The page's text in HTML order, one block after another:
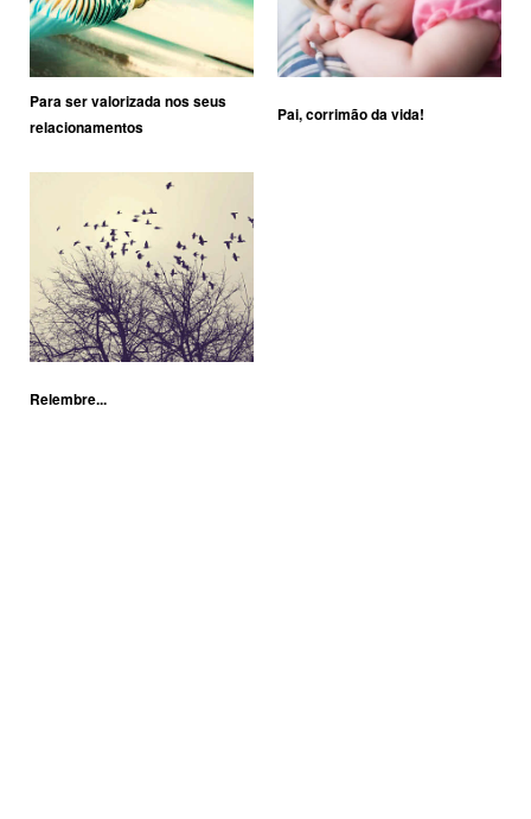
Para ser valorizada nos seus
relacionamentos
Pai, corrimão da vida!
Relembre...